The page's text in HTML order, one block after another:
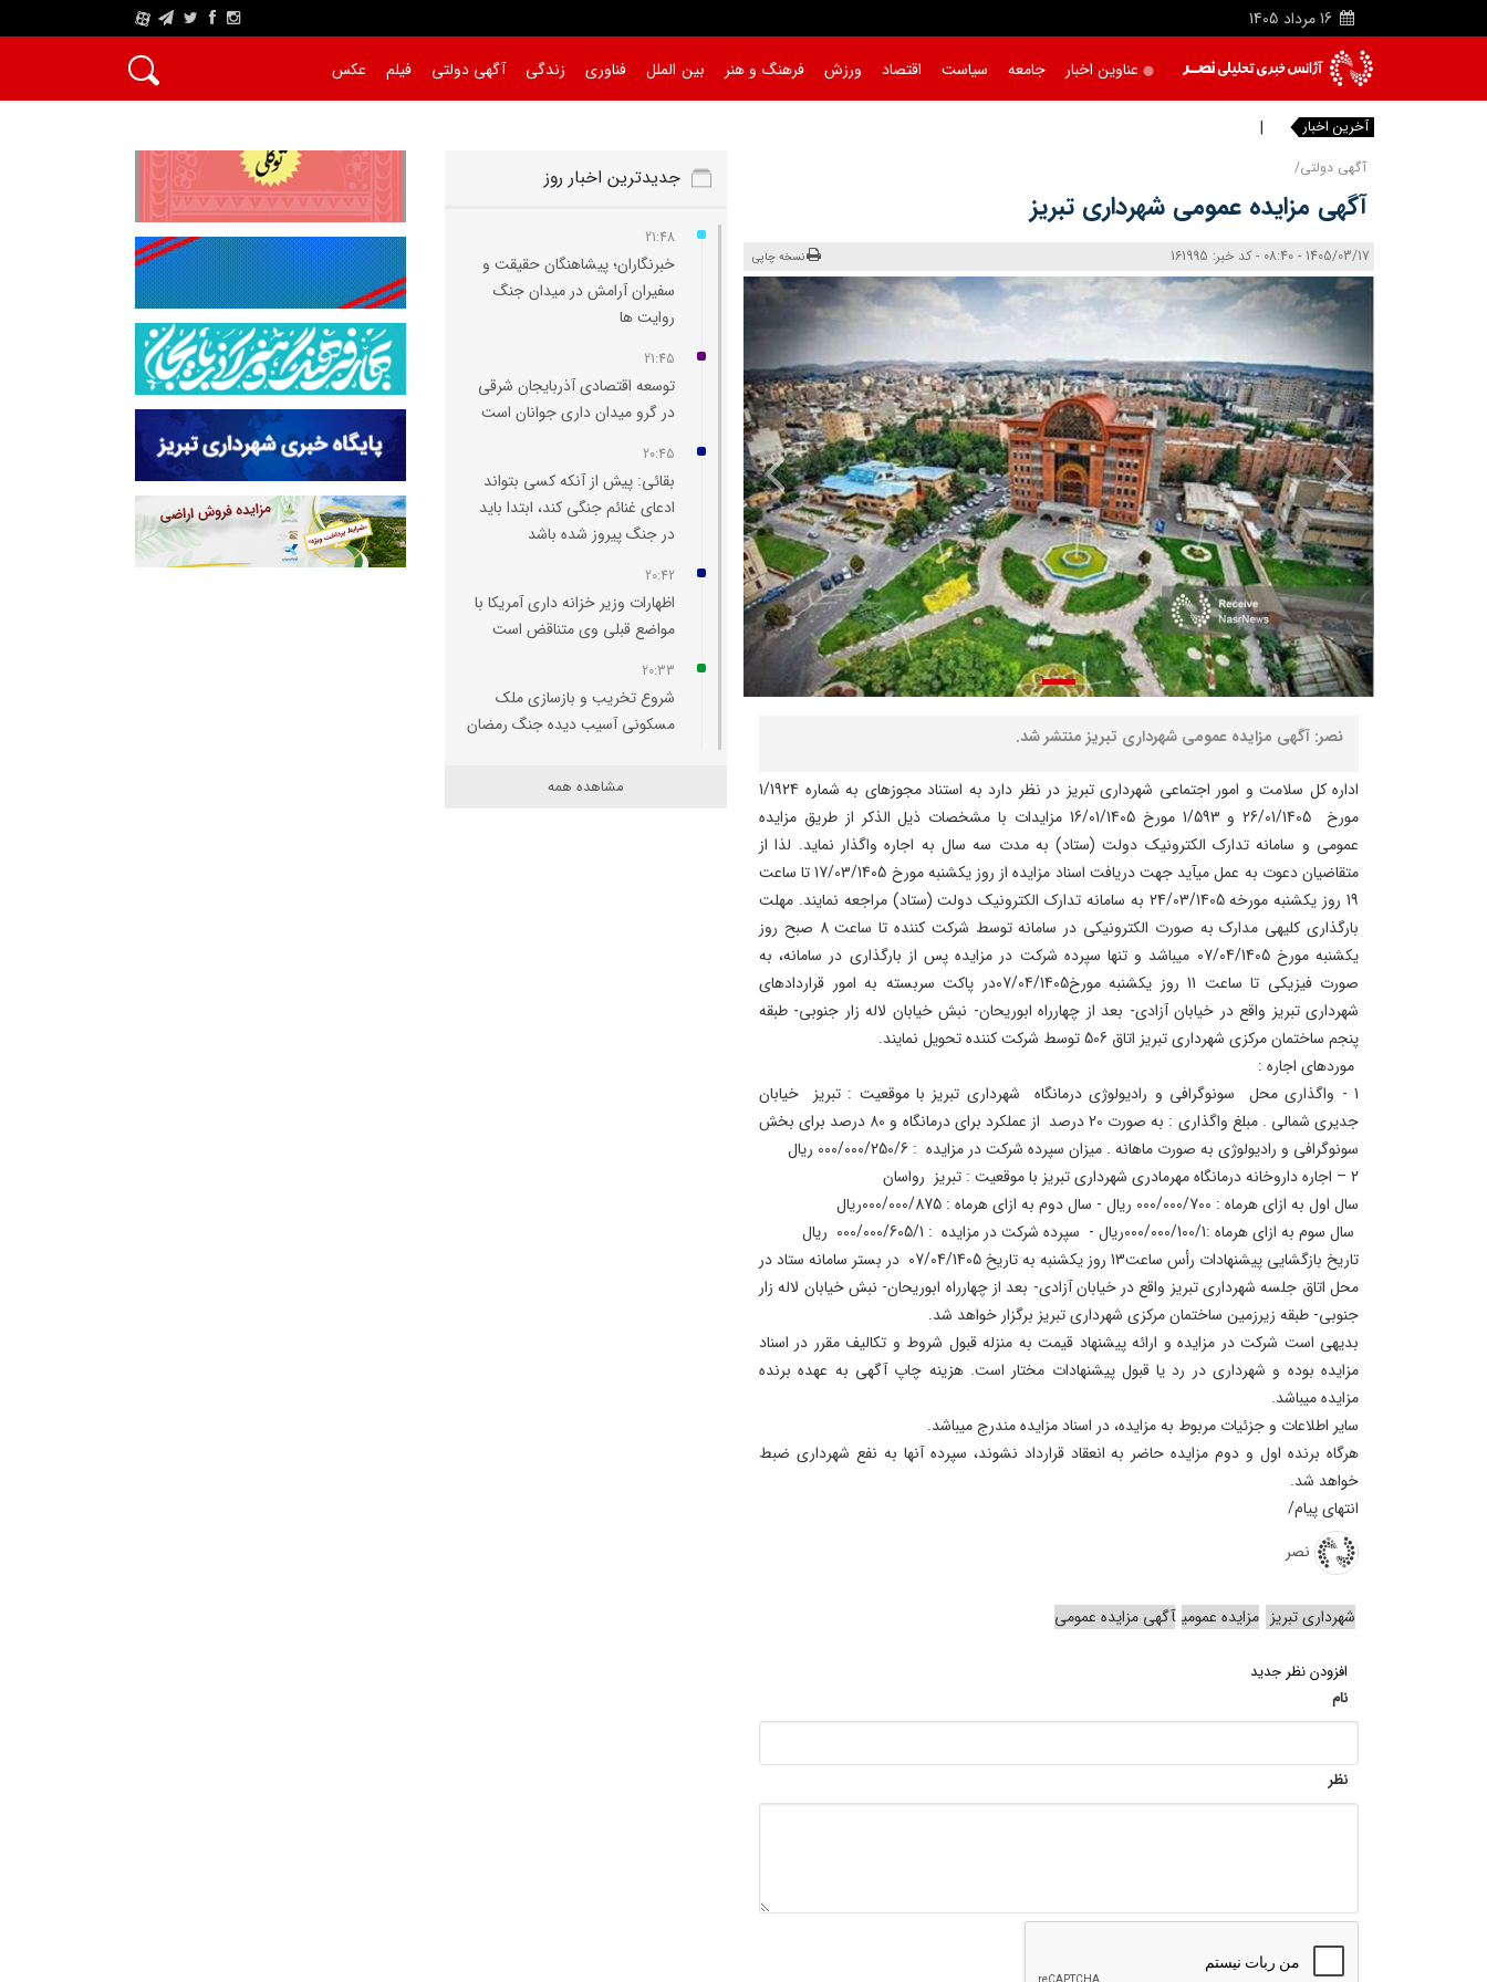
16 مرداد 1405
A
عناوین اخبار جامعه سیاست اقتصاد ورزش فرهنگ و هنر بین الملل فناوری زندگی آگهی دولتی فیلم عکس
آخرین اخبار خبرنگا
آگهی دولتی/
آگهی مزایده عمومی شهرداری تبریز
1405/03/17 - 08:40 - کد خبر: 161995 نسخه چاپی
نصر: آگهی مزایده عمومی شهرداری تبریز منتشر شد.
اداره کل سلامت و امور اجتماعی شهرداری تبریز در نظر دارد به استناد مجوزهای به شماره 1/1924
مورخ 26/01/1405 و 1/593 مورخ 16/01/1405 مزایدات با مشخصات ذیل الذکر از طریق مزایده
عمومی و سامانه تدارک الکترونیک دولت (ستاد) به مدت سه سال به اجاره واگذار نماید. لذا از
متقاضیان دعوت به عمل می­آید جهت دریافت اسناد مزایده از روز یکشنبه مورخ 17/03/1405 تا ساعت
19 روز یکشنبه مورخه 24/03/1405 به سامانه تدارک الکترونیک دولت (ستاد) مراجعه نمایند. مهلت
بارگذاری کلیه­ی مدارک به صورت الکترونیکی در سامانه توسط شرکت کننده تا ساعت 8 صبح روز
یکشنبه مورخ 07/04/1405 می­باشد و تنها سپرده شرکت در مزایده پس از بارگذاری در سامانه، به
صورت فیزیکی تا ساعت 11 روز یکشنبه مورخ07/04/1405در پاکت سربسته به امور قراردادهای
شهرداری تبریز واقع در خیابان آزادی- بعد از چهارراه ابوریحان- نبش خیابان لاله زار جنوبی- طبقه
پنجم ساختمان مرکزی شهرداری تبریز اتاق 506 توسط شرکت کننده تحویل نمایند.
موردهای اجاره :
1 - واگذاری محل سونوگرافی و رادیولوژی درمانگاه شهرداری تبریز با موقعیت : تبریز خیابان
جدیری شمالی . مبلغ واگذاری : به صورت 20 درصد از عملکرد برای درمانگاه و 80 درصد برای بخش
سونوگرافی و رادیولوژی به صورت ماهانه . میزان سپرده شرکت در مزایده : 000/000/250/6 ریال
2 – اجاره داروخانه درمانگاه مهرمادری شهرداری تبریز با موقعیت : تبریز رواسان
سال اول به ازای هرماه : 000/000/700 ریال - سال دوم به ازای هرماه : 000/000/875ریال
سال سوم به ازای هرماه :000/000/100/1ریال - سپرده شرکت در مزایده : 000/000/605/1 ریال
تاریخ بازگشایی پیشنهادات رأس ساعت13 روز یکشنبه به تاریخ 07/04/1405 در بستر سامانه ستاد در
محل اتاق جلسه شهرداری تبریز واقع در خیابان آزادی- بعد از چهارراه ابوریحان- نبش خیابان لاله زار
جنوبی- طبقه زیرزمین ساختمان مرکزی شهرداری تبریز برگزار خواهد شد.
بدیهی است شرکت در مزایده و ارائه پیشنهاد قیمت به منزله قبول شروط و تکالیف مقرر در اسناد
مزایده بوده و شهرداری در رد یا قبول پیشنهادات مختار است. هزینه چاپ آگهی به عهده برنده
مزایده می­باشد.
سایر اطلاعات و جزئیات مربوط به مزایده، در اسناد مزایده مندرج می­باشد.
هرگاه برنده اول و دوم مزایده حاضر به انعقاد قرارداد نشوند، سپرده آنها به نفع شهرداری ضبط
خواهد شد.
انتهای پیام/
نصر
شهرداری تبریز مزایده عمومی آگهی مزایده عمومی
افزودن نظر جدید
نام
نظر
جدیدترین اخبار روز
21:48
خبرنگاران؛ پیشاهنگان حقیقت و
سفیران آرامش در میدان جنگ
روایت‌ ها
21:45
توسعه اقتصادی آذربایجان شرقی
در گرو میدان‌ داری جوانان است
20:45
بقائی: پیش از آنکه کسی بتواند
ادعای غنائم جنگی کند، ابتدا باید
در جنگ پیروز شده باشد
20:42
اظهارات وزیر خزانه‌ داری آمریکا با
مواضع قبلی وی متناقض است
20:33
شروع تخریب و بازسازی ملک
مسکونی آسیب‌ دیده جنگ رمضان
اتفاقی بی سابقه در تخصیص
مشاهده همه